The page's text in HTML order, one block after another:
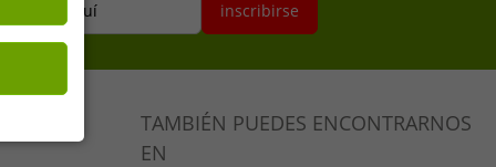
aquí inscribirse
TAMBIÉN PUEDES ENCONTRARNOS
EN